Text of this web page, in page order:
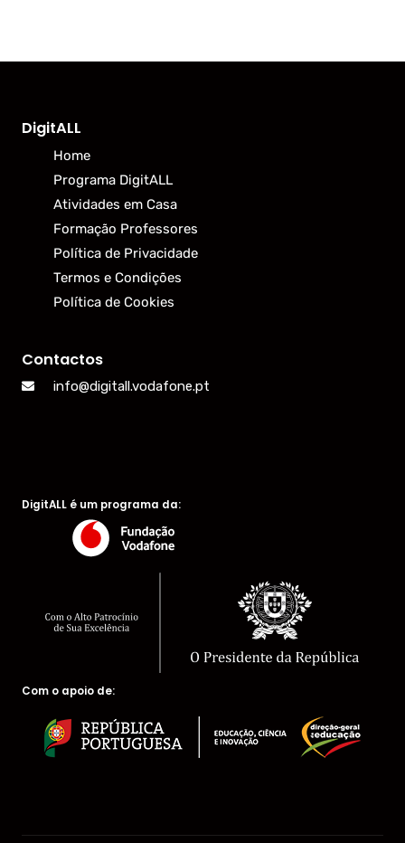
DigitALL
Home
Programa DigitALL
Atividades em Casa
Formação Professores
Política de Privacidade
Termos e Condições
Política de Cookies
Contactos
info@digitall.vodafone.pt
DigitALL é um programa da:
Com o apoio de: